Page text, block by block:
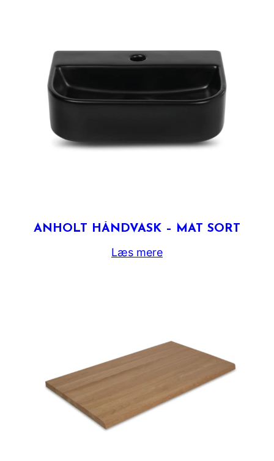
ANHOLT HÅNDVASK – MAT SORT
Læs mere